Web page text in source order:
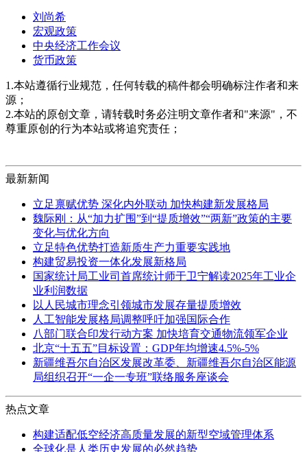
刘尚希
宏观政策
中央经济工作会议
货币政策
1.本站遵循行业规范，任何转载的稿件都会明确标注作者和来
源；
2.本站的原创文章，请转载时务必注明文章作者和"来源"，不
尊重原创的行为本站或将追究责任；
最新新闻
立足禀赋优势 深化内外联动 加快构建新发展格局
魏际刚：从“加力扩围”到“提质增效”“两新”政策的主要
变化与优化方向
立足特色优势打造新质生产力重要实践地
构建贸易投资一体化发展新格局
国家统计局工业司首席统计师于卫宁解读2025年工业企
业利润数据
以人民城市理念引领城市发展存量提质增效
人工智能发展格局调整呼吁加强国际合作
八部门联合印发行动方案 加快培育交通物流领军企业
北京“十五五”目标设置：GDP年均增速4.5%-5%
新疆维吾尔自治区发展改革委、新疆维吾尔自治区能源
局组织召开“一企一专班”联络服务座谈会
热点文章
构建适配低空经济高质量发展的新型空域管理体系
全球化是人类历史发展的必然趋势